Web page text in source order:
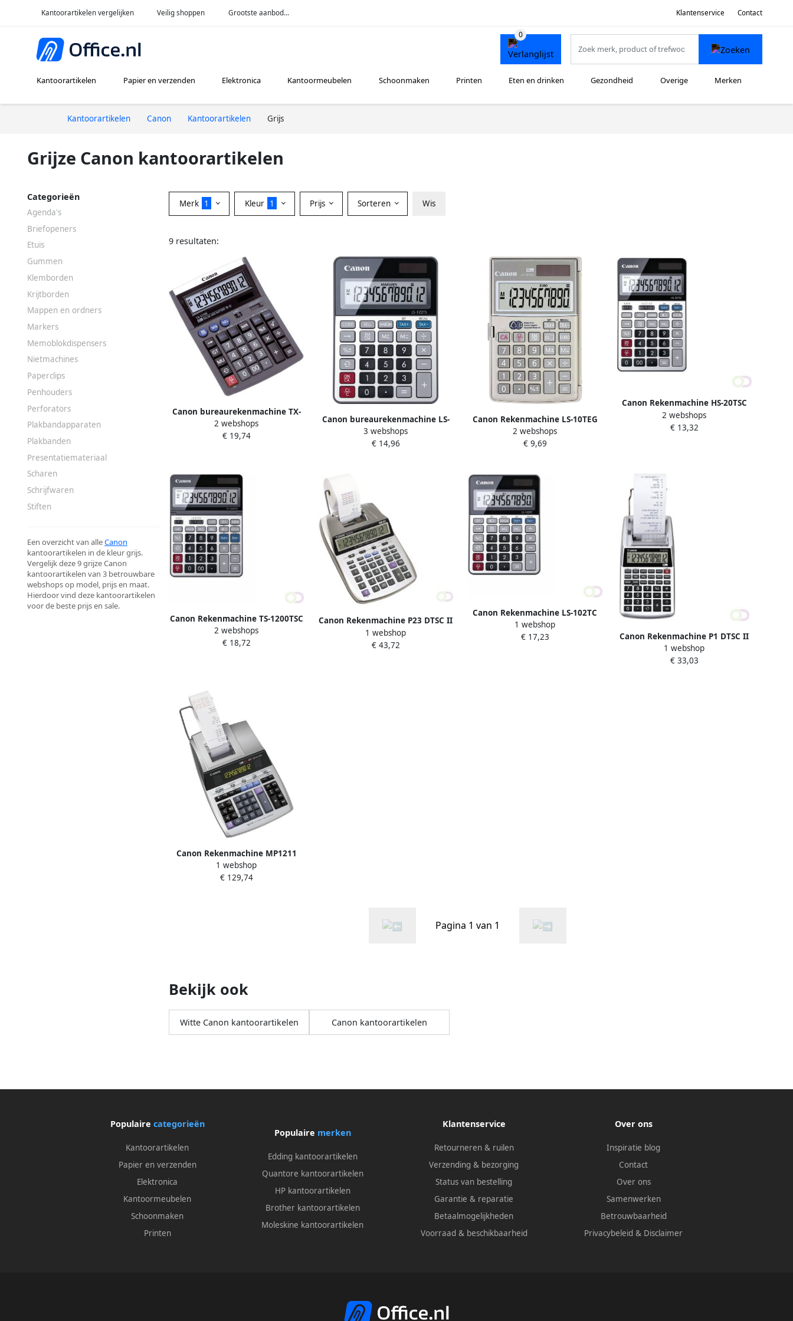
Kantoorartikelen vergelijken Veilig shoppen Grootste aanbod... Klantenservice Contact
Kantoorartikelen Papier en verzenden Elektronica Kantoormeubelen Schoonmaken Printen Eten en drinken Gezondheid Overige Merken
Kantoorartikelen Canon Kantoorartikelen Grijs
Grijze Canon kantoorartikelen
Categorieën
Agenda's
Briefopeners
Etuis
Gummen
Klemborden
Krijtborden
Mappen en ordners
Markers
Memoblokdispensers
Nietmachines
Paperclips
Penhouders
Perforators
Plakbandapparaten
Plakbanden
Presentatiemateriaal
Scharen
Schrijfwaren
Stiften
Een overzicht van alleCanon
kantoorartikelen in de kleur grijs.
Vergelijk deze 9 grijze Canon
kantoorartikelen van 3 betrouwbare
webshops op model, prijs en maat.
Hierdoor vind deze kantoorartikelen
voor de beste prijs en sale.
Merk 1 Kleur 1 Prijs Sorteren Wis
9 resultaten:
Canon bureaurekenmachine TX-
1210E
2 webshops
€ 19,74
Canon bureaurekenmachine LS-
122TS
3 webshops
€ 14,96
Canon Rekenmachine LS-10TEG
2 webshops
€ 9,69
Canon Rekenmachine HS-20TSC
2 webshops
€ 13,32
Canon Rekenmachine TS-1200TSC
2 webshops
€ 18,72
Canon Rekenmachine P23 DTSC II
1 webshop
€ 43,72
Canon Rekenmachine LS-102TC
1 webshop
€ 17,23
Canon Rekenmachine P1 DTSC II
1 webshop
€ 33,03
Canon Rekenmachine MP1211
LTSC
1 webshop
€ 129,74
Pagina 1 van 1
Bekijk ook
Witte Canon kantoorartikelen Canon kantoorartikelen
Populaire categorieën
Kantoorartikelen
Papier en verzenden
Elektronica
Kantoormeubelen
Schoonmaken
Printen
Populaire merken
Edding kantoorartikelen
Quantore kantoorartikelen
HP kantoorartikelen
Brother kantoorartikelen
Moleskine kantoorartikelen
Klantenservice
Retourneren & ruilen
Verzending & bezorging
Status van bestelling
Garantie & reparatie
Betaalmogelijkheden
Voorraad & beschikbaarheid
Over ons
Inspiratie blog
Contact
Over ons
Samenwerken
Betrouwbaarheid
Privacybeleid & Disclaimer